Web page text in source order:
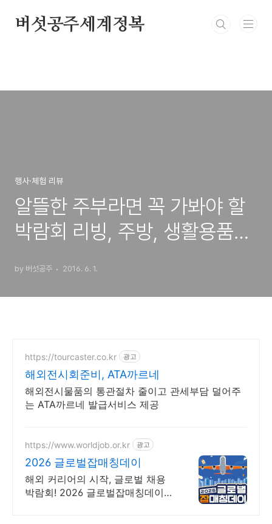
버섯공주세계정복
행사·체험 리뷰
알뜰한 주부라면 꼭 가봐야 할
박람회 리빙, 주방, 생활용품을
회/리빙박람회]
by 버섯공주 2016. 6. 1.
https://tourcaster.co.kr 광고
해외전시회준비, ATA까르네
해외전시물품의 통관절차 줄이고 관세부담 덜어주
는 ATA까르네 발급서비스 제공
https://www.worldjob.or.kr 광고
2026 글로벌잡매칭데이
해외 커리어의 시작, 글로벌 채용
박람회! 2026 글로벌잡매칭데이에